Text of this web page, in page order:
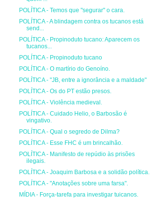
POLÍTICA - Temos que "segurar" o cara.
POLÍTICA - A blindagem contra os tucanos está
send...
POLÍTICA - Propinoduto tucano: Aparecem os
tucanos...
POLÍTICA - Propinoduto tucano
POLÍTICA - O martírio do Genoíno.
POLÍTICA - "JB, entre a ignorância e a maldade"
POLÍTICA - Os do PT estão presos.
POLÍTICA - Violência medieval.
POLÍTICA - Cuidado Helio, o Barbosão é
vingativo.
POLÍTICA - Qual o segredo de Dilma?
POLÍTICA - Esse FHC é um brincalhão.
POLÍTICA - Manifesto de repúdio às prisões
ilegais.
POLÍTICA - Joaquim Barbosa e a solidão política.
POLÍTICA - "Anotações sobre uma farsa".
MÍDIA - Força-tarefa para investigar tuicanos.